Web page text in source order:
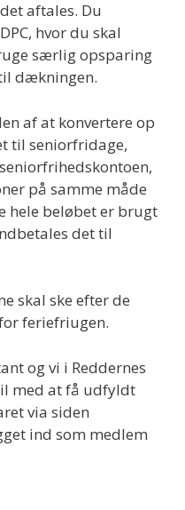
aftales. Du
hvor du skal
særlig opsparing
dækningen.
af at konvertere op
til seniorfridage,
på samme måde
hele beløbet er brugt
det til
skal ske efter de
feriefriugen.
og vi i Reddernes
med at få udfyldt
via siden
ind som medlem